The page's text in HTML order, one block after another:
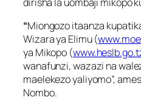
“Miongozo itaanza
Wizara ya Elimu (
ya Mikopo (
wanafunzi, wazazi na
maelekezo yaliyomo”,
Nombo.